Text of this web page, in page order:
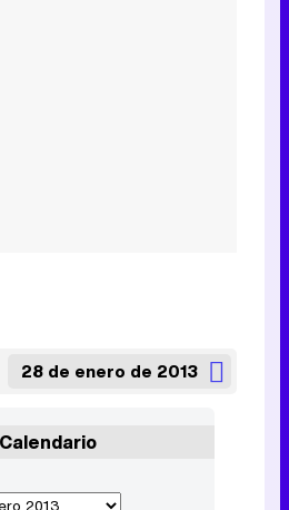
28 de enero de 2013
Calendario